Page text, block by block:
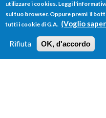
utilizzare i cookies. Leggi
sul tuo browser. Oppure premi il
tutti i cookie di G.A. (Voglio
Rifiuta OK, d'accordo
FORM
DI
RICERCA
Main menu
HOME TUTTI I
LOGIN